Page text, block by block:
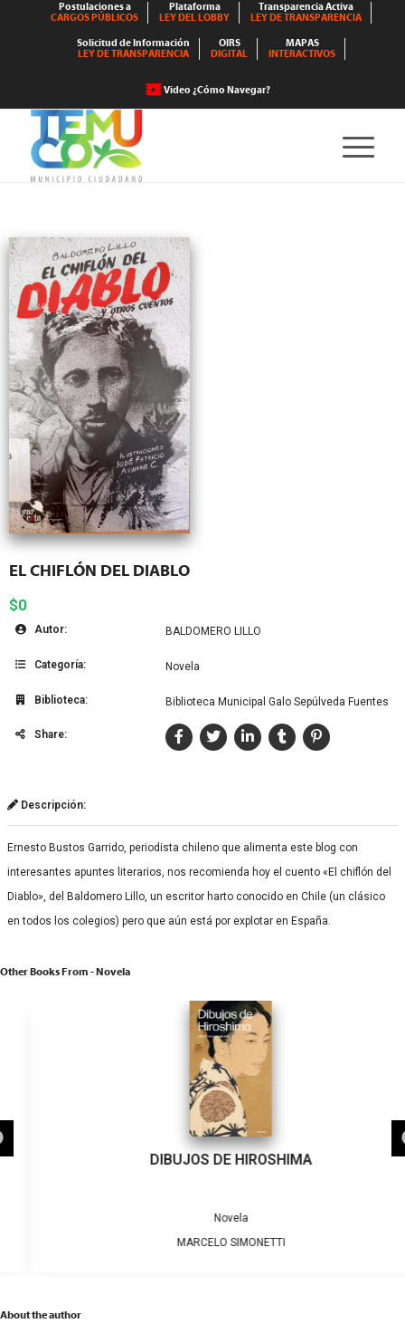
Postulaciones a
CARGOS PÚBLICOS
Plataforma
LEY DEL LOBBY
Transparencia Activa
LEY DE TRANSPARENCIA
Solicitud de Información
LEY DE TRANSPARENCIA
OIRS
DIGITAL
MAPAS
INTERACTIVOS
Video ¿Cómo Navegar?
EL CHIFLÓN DEL DIABLO
$0
Autor: BALDOMERO LILLO
Categoría: Novela
Biblioteca: Biblioteca Municipal Galo Sepúlveda Fuentes
Share:
Descripción:
Ernesto Bustos Garrido, periodista chileno que alimenta este blog con
interesantes apuntes literarios, nos recomienda hoy el cuento «El chiflón del
Diablo», del Baldomero Lillo, un escritor harto conocido en Chile (un clásico
en todos los colegios) pero que aún está por explotar en España.
Other Books From - Novela
DIBUJOS DE HIROSHIMA
Novela
MARCELO SIMONETTI
About the author